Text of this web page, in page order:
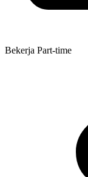
Bekerja Part-time